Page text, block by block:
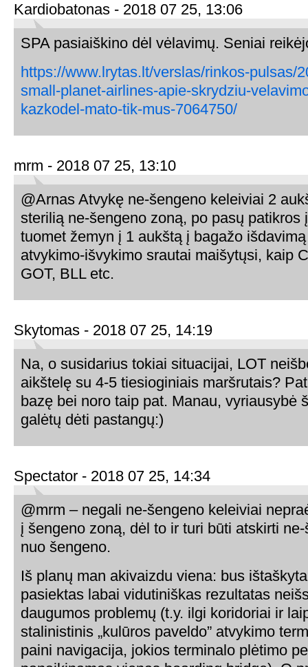
Kardiobatonas - 2018 07 25, 13:06
SPA pasiaiškino dėl vėlavimų. Seniai
https://www.lrytas.lt/verslas/rinkos-pulsas/
small-planet-airlines-apie-skrydziu-
kazkodel-mato-tik-mus-7064750/
mrm - 2018 07 25, 13:10
@Arnas Atvykę ne-šengeno keleiviai 2
sterilią ne-šengeno zoną, po pasų patikros
tuomet žemyn į 1 aukštą į bagažo
atvykimo-išvykimo srautai maišytųsi, kaip
GOT, BLL etc.
Skytomas - 2018 07 25, 14:19
Na, o susidarius tokiai situacijai, LOT
aikštelę su 4-5 tiesioginiais maršrutais?
bazę bei noro taip pat. Manau, vyriausybė
galėtų dėti pastangų:)
Spectator - 2018 07 25, 14:34
@mrm – negali ne-šengeno keleiviai
į šengeno zoną, dėl to ir turi būti atskirti
nuo šengeno.
Iš planų man akivaizdu viena: bus
pasiektas labai vidutiniškas rezultatas
daugumos problemų (t.y. ilgi koridoriai ir
stalinistinis „kulūros paveldo” atvykimo
paini navigacija, jokios terminalo plėtimo